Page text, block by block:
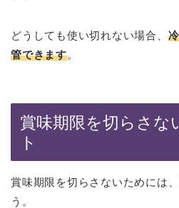
どうしても使い切れない場合、
管できます。
賞味期限を切らさな
ト
賞味期限を切らさないためには
う。